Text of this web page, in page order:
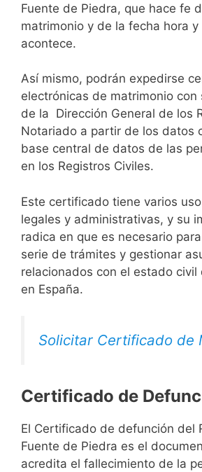
Fuente de Piedra, que hace fe
matrimonio y de la fecha hora y
acontece.
Así mismo, podrán expedirse
electrónicas de matrimonio con
de la Dirección General de los
Notariado a partir de los datos
base central de datos de las
en los Registros Civiles.
Este certificado tiene varios
legales y administrativas, y su
radica en que es necesario
serie de trámites y gestionar
relacionados con el estado civil
en España.
Solicitar Certificado de
Certificado de
El Certificado de defunción del
Fuente de Piedra es el
acredita el fallecimiento de la